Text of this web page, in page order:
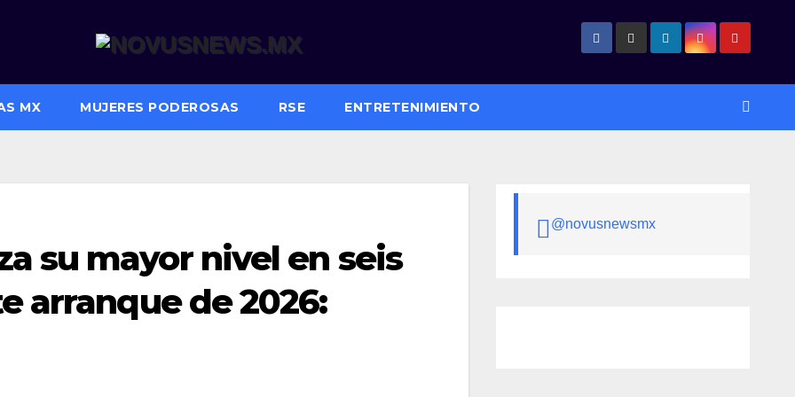
MX MUJERES PODEROSAS RSE ENTRETENIMIENTO
su mayor nivel en seis
arranque de 2026:
@novusnewsmx